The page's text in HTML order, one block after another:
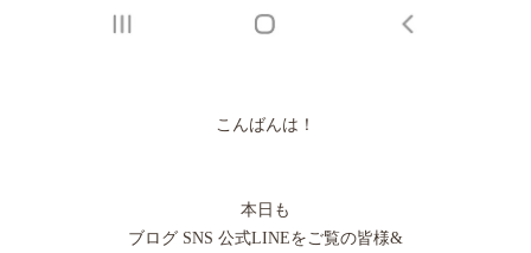
こんばんは！
本日も
ブログ SNS 公式LINEをご覧の皆様&